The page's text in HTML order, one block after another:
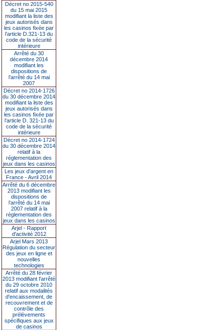
Décret no 2015-540
du 15 mai 2015
modifiant la liste des
jeux autorisés dans
les casinos fixée par
l’article D.321-13 du
code de la sécurité
intérieure
Arrêté du 30
décembre 2014
modifiant les
dispositions de
l’arrêté du 14 mai
2007
Décret no 2014-1726
du 30 décembre 2014
modifiant la liste des
jeux autorisés dans
les casinos fixée par
l’article D. 321-13 du
code de la sécurité
intérieure
Décret no 2014-1724
du 30 décembre 2014
relatif à la
réglementation des
jeux dans les casinos
Les jeux d’argent en
France - Avril 2014
Arrêté du 6 décembre
2013 modifiant les
dispositions de
l’arrêté du 14 mai
2007 relatif à la
réglementation des
jeux dans les casinos
Arjel - Rapport
d'activité 2012
Arjel Mars 2013
Régulation du secteur
des jeux en ligne et
nouvelles
technologies
Arrêté du 28 février
2013 modifiant l'arrêté
du 29 octobre 2010
relatif aux modalités
d'encaissement, de
recouvrement et de
contrôle des
prélèvements
spécifiques aux jeux
de casinos